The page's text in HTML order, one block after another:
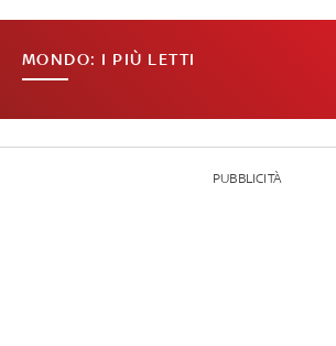
MONDO: I PIÙ LETTI
PUBBLICITÀ